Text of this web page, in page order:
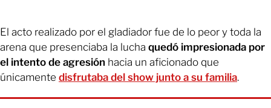
El acto realizado por el gladiador fue de lo peor y toda la
arena que presenciaba la lucha quedó impresionada por
el intento de agresión hacia un aficionado que
únicamente disfrutaba del show junto a su familia.